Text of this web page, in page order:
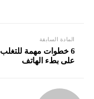
المادة السابقة
6 خطوات مهمة للتغلب
على بطء الهاتف